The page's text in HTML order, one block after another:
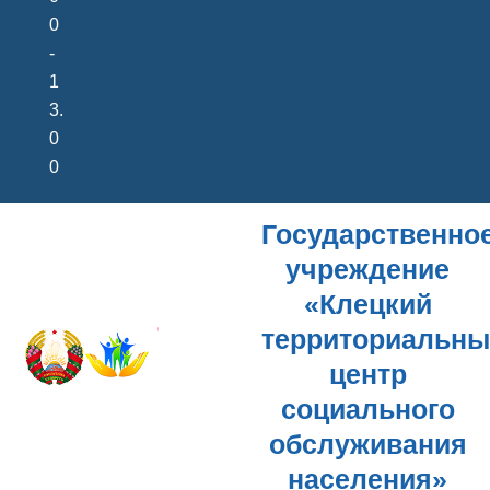
0
-
1
3.
0
0
учреждение
«Клецкий
центр
социального
обслуживания
населения»